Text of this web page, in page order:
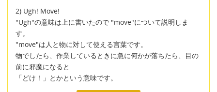
2) Ugh! Move!
"Ugh"の意味は上に書いたので "move"について説明しま
す。
"move"は人と物に対して使える言葉です。
物でしたら、作業しているときに急に何かが落ちたら、目の
前に邪魔になると
「どけ！」とかという意味です。